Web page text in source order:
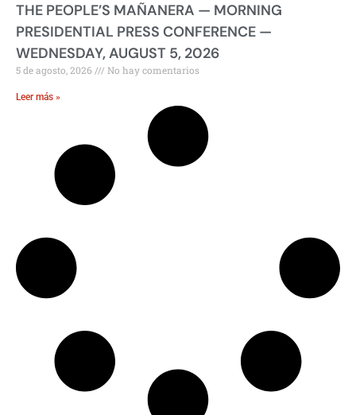
THE PEOPLE’S MAÑANERA — MORNING
PRESIDENTIAL PRESS CONFERENCE —
WEDNESDAY, AUGUST 5, 2026
5 de agosto, 2026 No hay comentarios
Leer más »